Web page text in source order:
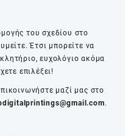
του σχεδίου στο
Έτσι μπορείτε να
ευχολόγιο ακόμα
επιλέξει!
μαζί μας στο
.